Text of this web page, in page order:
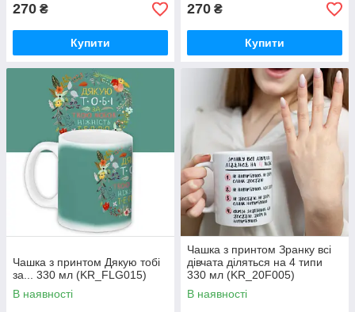
270 ₴
Купити
270 ₴
Купити
Чашка з принтом Дякую тобі
за... 330 мл (KR_FLG015)
В наявності
Чашка з принтом Зранку всі
дівчата діляться на 4 типи
330 мл (KR_20F005)
В наявності